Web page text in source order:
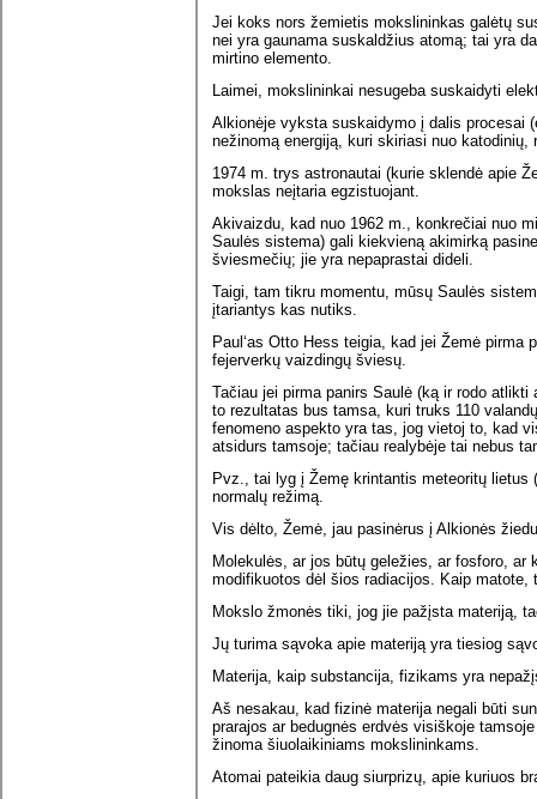
Jei koks nors žemietis mokslininkas galėtų
nei yra gaunama suskaldžius atomą; tai yra
mirtino elemento.
Laimei, mokslininkai nesugeba suskaidyti
Alkionėje vyksta suskaidymo į dalis procesai
nežinomą energiją, kuri skiriasi nuo katodinių,
1974 m. trys astronautai (kurie sklendė apie
mokslas neįtaria egzistuojant.
Akivaizdu, kad nuo 1962 m., konkrečiai nuo
Saulės sistema) gali kiekvieną akimirką
šviesmečių; jie yra nepaprastai dideli.
Taigi, tam tikru momentu, mūsų Saulės
įtariantys kas nutiks.
Paul‘as Otto Hess teigia, kad jei Žemė
fejerverkų vaizdingų šviesų.
Tačiau jei pirma panirs Saulė (ką ir rodo
to rezultatas bus tamsa, kuri truks 110
fenomeno aspekto yra tas, jog vietoj to, kad
atsidurs tamsoje; tačiau realybėje tai nebus
Pvz., tai lyg į Žemę krintantis meteoritų
normalų režimą.
Vis dėlto, Žemė, jau pasinėrus į Alkionės
Molekulės, ar jos būtų geležies, ar fosforo,
modifikuotos dėl šios radiacijos. Kaip matote,
Mokslo žmonės tiki, jog jie pažįsta materiją,
Jų turima sąvoka apie materiją yra tiesiog
Materija, kaip substancija, fizikams yra
Aš nesakau, kad fizinė materija negali būti
prarajos ar bedugnės erdvės visiškoje
žinoma šiuolaikiniams mokslininkams.
Atomai pateikia daug siurprizų, apie kuriuos